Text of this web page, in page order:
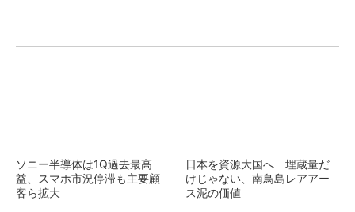
ソニー半導体は1Q過去最高
益、スマホ市況停滞も主要顧
客ら拡大
日本を資源大国へ 埋蔵量だ
けじゃない、南鳥島レアアー
ス泥の価値